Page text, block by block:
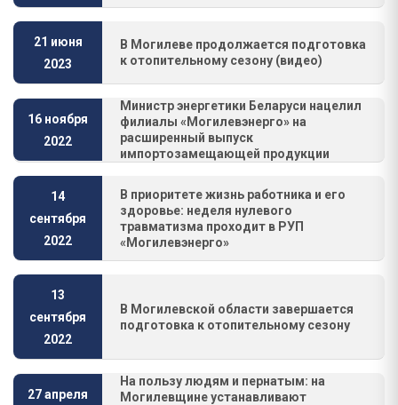
21 июня
2023
В Могилеве продолжается подготовка
к отопительному сезону (видео)
16 ноября
2022
Министр энергетики Беларуси нацелил
филиалы «Могилевэнерго» на
расширенный выпуск
импортозамещающей продукции
14
сентября
2022
В приоритете жизнь работника и его
здоровье: неделя нулевого
травматизма проходит в РУП
«Могилевэнерго»
13
сентября
2022
В Могилевской области завершается
подготовка к отопительному сезону
27 апреля
На пользу людям и пернатым: на
Могилевщине устанавливают